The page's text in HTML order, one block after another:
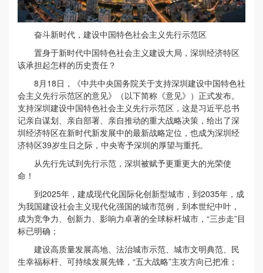
奋斗新时代，建设中国特色社会主义先行示范区
置身于新时代中国特色社会主义建设大局，深圳经济特区
该承担起怎样的历史责任？
8月18日，《中共中央国务院关于支持深圳建设中国特色社
会主义先行示范区的意见》（以下简称《意见》）正式发布。
支持深圳建设中国特色社会主义先行示范区，这是习近平总书
记亲自谋划、亲自部署、亲自推动的重大战略决策，给出了深
圳经济特区在新时代新发展中的最新战略定位，也成为深圳经
济特区39岁生日之际，中央寄予深圳的厚望与重托。
从先行先试到先行示范，深圳被赋予更重更大的光荣使
命！
到2025年，建成现代化国际化创新型城市，到2035年，成
为我国建设社会主义现代化强国的城市范例，到本世纪中叶，
成为竞争力、创新力、影响力卓著的全球标杆城市，“三步走”目
标已明确；
建设高质量发展高地、法治城市示范、城市文明典范、民
生幸福标杆、可持续发展先锋，“五大战略”主攻方向已把准；